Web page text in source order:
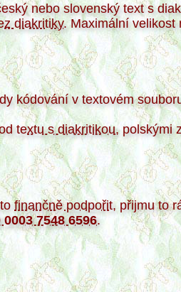
nebo slovenský text s
diakritiky. Maximální
kódování v textovém
textu s diakritikou, polskými
finančně podpořit, přijmu to
7548 6596.